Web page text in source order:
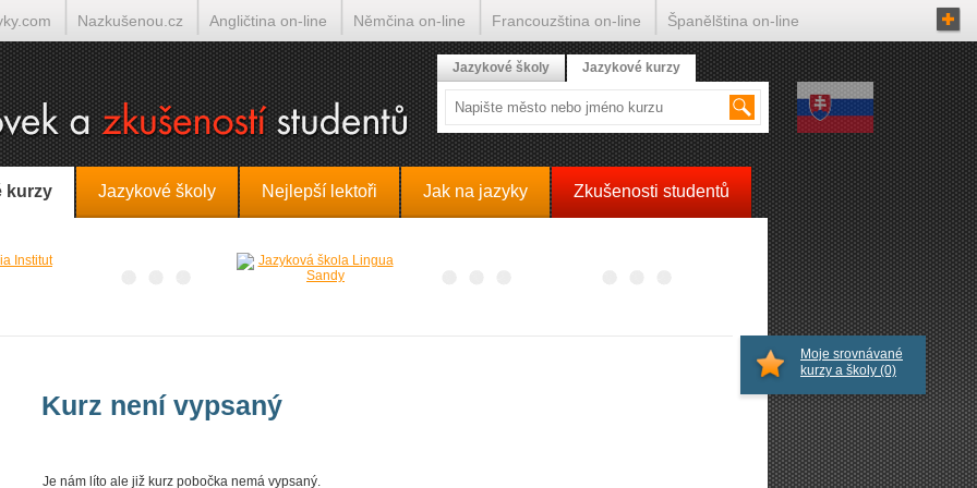
kurzy Jazykové školy Nejlepší lektoři Jak na jazyky Zkušenosti studentů
Kurz není vypsaný
Je nám líto ale již kurz pobočka nemá vypsaný.
Moje srovnávané
kurzy a školy (0)
Jazykové školy Jazykové kurzy
Nazkušenou.cz Angličtina on-line Němčina on-line Francouzština on-line Španělština on-line